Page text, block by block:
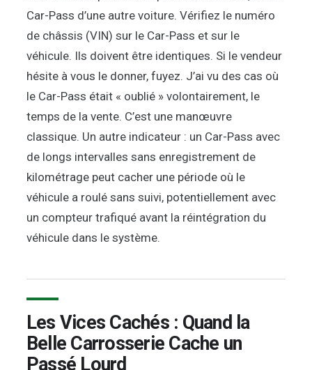
Car-Pass d’une autre voiture. Vérifiez le numéro
de châssis (VIN) sur le Car-Pass et sur le
véhicule. Ils doivent être identiques. Si le vendeur
hésite à vous le donner, fuyez. J’ai vu des cas où
le Car-Pass était « oublié » volontairement, le
temps de la vente. C’est une manœuvre
classique. Un autre indicateur : un Car-Pass avec
de longs intervalles sans enregistrement de
kilométrage peut cacher une période où le
véhicule a roulé sans suivi, potentiellement avec
un compteur trafiqué avant la réintégration du
véhicule dans le système.
Les Vices Cachés : Quand la
Belle Carrosserie Cache un
Passé Lourd